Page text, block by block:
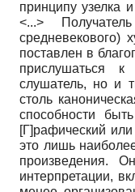
принципу узелка
<...>
средневекового)
поставлен в
прислушаться
слушатель, но и
столь
способности
[Г]рафический
это лишь
произведения.
интерпретации,